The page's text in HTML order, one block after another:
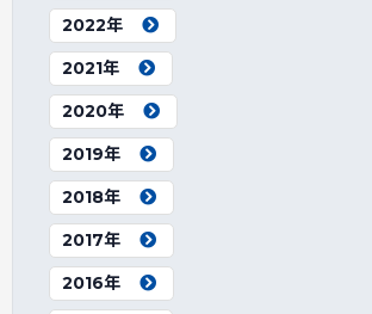
2022年
2021年
2020年
2019年
2018年
2017年
2016年